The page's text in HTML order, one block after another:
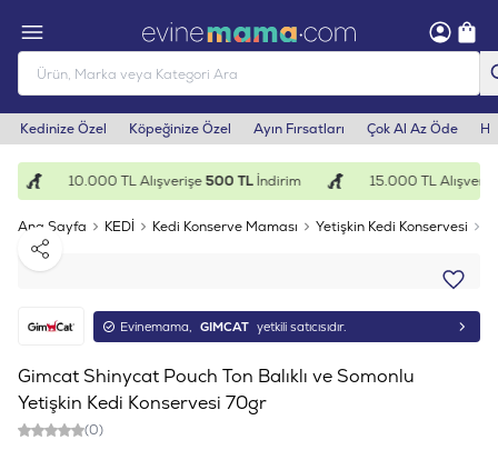
Kedinize Özel Köpeğinize Özel Ayın Fırsatları Çok Al Az Öde
10.000 TL Alışverişe500 TLİndirim 15.000 TL Alışverişe
Ana Sayfa KEDİ Kedi Konserve Maması Yetişkin Kedi Konservesi
Paylaş
Evinemama, GIMCAT yetkili satıcısıdır.
Gimcat Shinycat Pouch Ton Balıklı ve Somonlu
Yetişkin Kedi Konservesi 70gr
(0)